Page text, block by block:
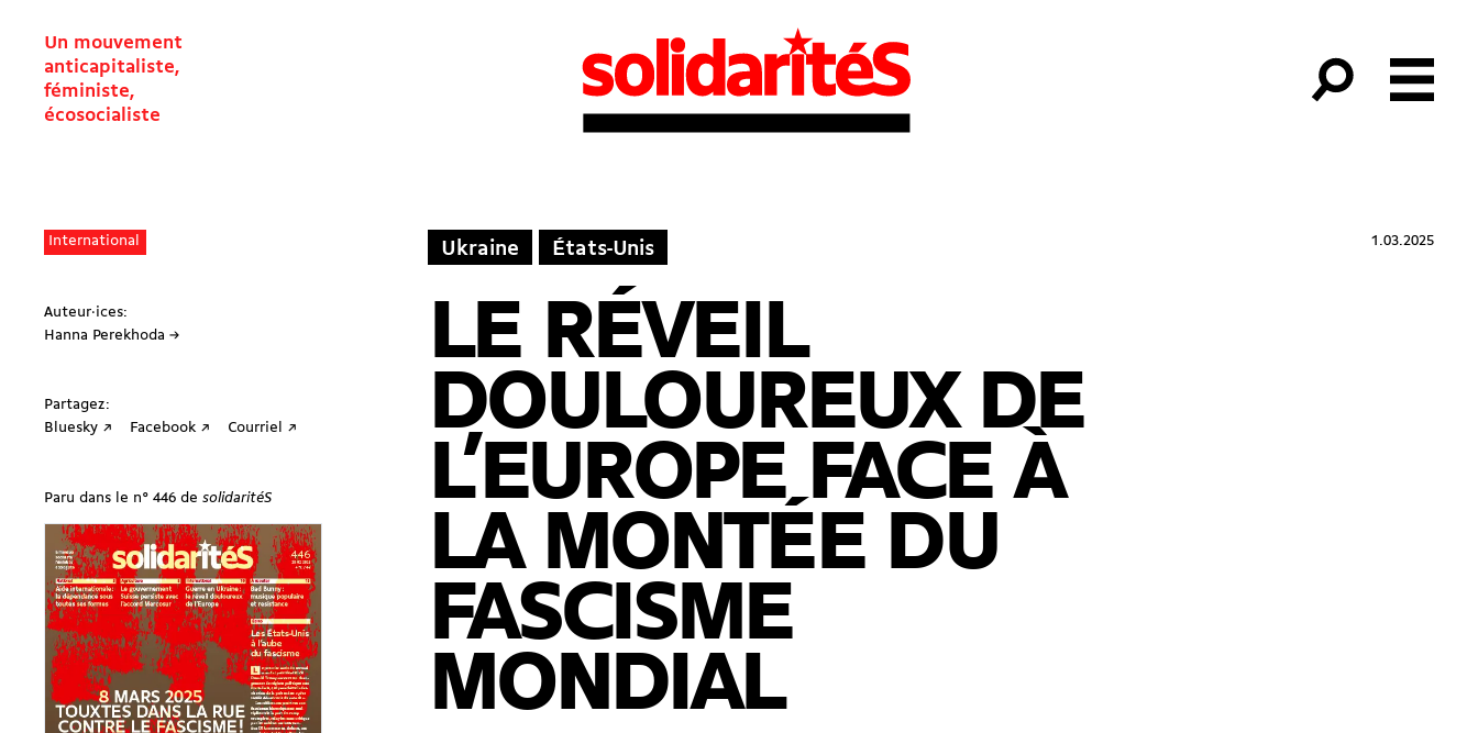
Un mouvement
anticapitaliste,
féministe,
écosocialiste
International
Auteur·ices:
Hanna Perekhoda →
Partagez:
Bluesky ↗
Facebook ↗ Courriel ↗
Paru dans le n° 446 de solidaritéS
1.03.2025
Ukraine États-Unis
LE RÉVEIL
DOULOUREUX DE
L’EUROPE FACE À
LA MONTÉE DU
FASCISME
MONDIAL